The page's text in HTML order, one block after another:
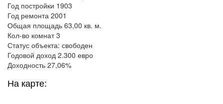
Год постройки 1903
Год ремонта 2001
Общая площадь 63,00 кв. м.
Кол-во комнат 3
Статус объекта: свободен
Годовой доход 2.300 евро
Доходность 27,06%
На карте: